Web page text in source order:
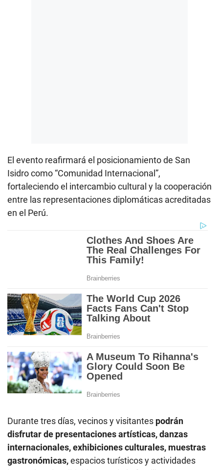
El evento reafirmará el posicionamiento de San
Isidro como “Comunidad Internacional”,
fortaleciendo el intercambio cultural y la cooperación
entre las representaciones diplomáticas acreditadas
en el Perú.
Durante tres días, vecinos y visitantes podrán
disfrutar de presentaciones artísticas, danzas
internacionales, exhibiciones culturales, muestras
gastronómicas,espacios turísticos y actividades